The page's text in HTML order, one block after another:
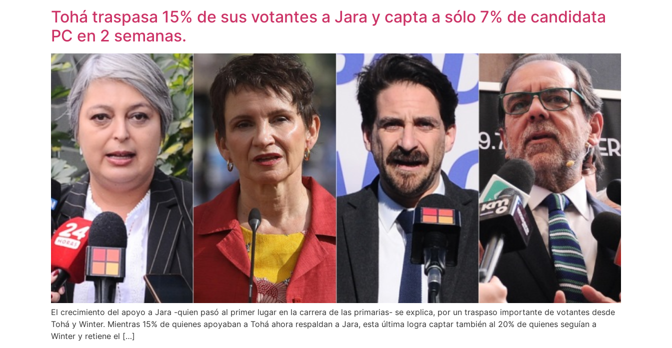
Tohá traspasa 15% de sus votantes a Jara y capta a sólo 7% de candidata
PC en 2 semanas.
El crecimiento del apoyo a Jara -quien pasó al primer lugar en la carrera de las primarias- se explica, por un traspaso importante de votantes desde
Tohá y Winter. Mientras 15% de quienes apoyaban a Tohá ahora respaldan a Jara, esta última logra captar también al 20% de quienes seguían a
Winter y retiene el […]